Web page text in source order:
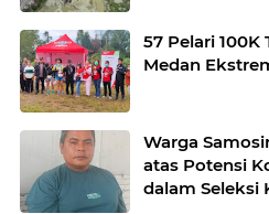
57 Pelari 100K
Medan
Warga
atas Potensi
dalam Seleksi